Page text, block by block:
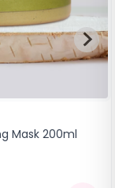
Mask 200ml